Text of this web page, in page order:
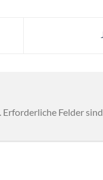
Erforderliche Felder